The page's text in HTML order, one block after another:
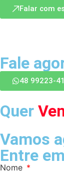
Falar com
Fale
48 99223-
Quer
Vamos
Entre
Nome